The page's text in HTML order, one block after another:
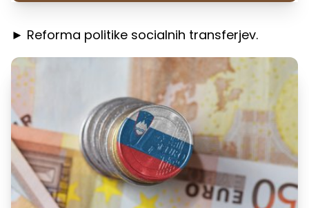
► Reforma politike socialnih transferjev.